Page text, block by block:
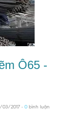
Ô65 -
03/2017 - 0 bình luận